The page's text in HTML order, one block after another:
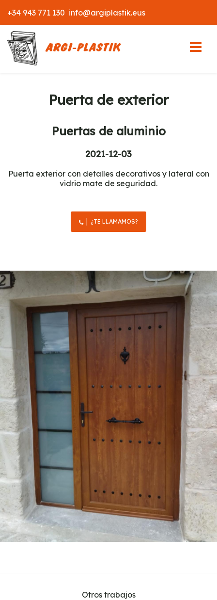
contenido
principal
+34 943 771 130 ‎ info@argiplastik.eus
Puerta de exterior
Puertas de aluminio
2021-12-03
Puerta exterior con detalles decorativos y lateral con
vidrio mate de seguridad.
¿TE LLAMAMOS?
Otros trabajos